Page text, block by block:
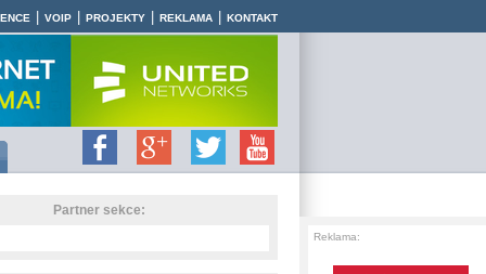
VOIP PROJEKTY REKLAMA KONTAKT
Partner sekce:
Reklama: